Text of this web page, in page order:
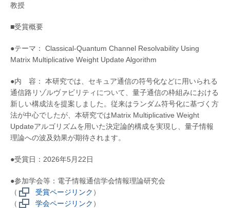
教授
■受賞概要
●テーマ： Classical-Quantum Channel Resolvability Using
Matrix Multiplicative Weight Update Algorithm
●内 容： 本研究では、セキュア通信の符号化などに用いられる
通信路リゾルヴァビリティについて、量子通信の枠組みにおける
新しい構成法を提案しました。従来はランダム符号化に基づく方
法が中心でしたが、本研究ではMatrix Multiplicative Weight
Updateアルゴリズムを用いた決定論的構成を実現し、量子情報
理論への波及効果が期待されます。
●受賞日：2026年5月22日
●参加学会等：電子情報通信学会情報理論研究会
（
受賞ページリンク ）
（
学会ページリンク ）